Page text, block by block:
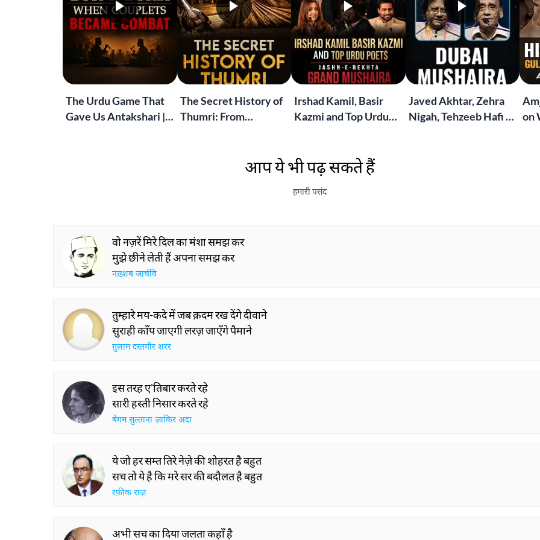
The Urdu Game That
Gave Us Antakshari |
The Secret History of
Thumri: From
Irshad Kamil, Basir
Kazmi and Top Urdu
London Grand
Mushaira
Javed Akhtar, Zehra
Nigah, Tehzeeb Hafi &
on
आप ये भी पढ़ सकते हैं
हमारी पसंद
वो नज़रें मिरे दिल का मंशा समझ कर
मुझे छीने लेती हैं अपना समझ कर
नख़्शब जार्चवि
तुम्हारे मय-कदे में जब क़दम रख देंगे दीवाने
सुराही काँप जाएगी लरज़ जाएँगे पैमाने
ग़ुलाम दस्तगीर शरर
इस तरह ए'तिबार करते रहे
सारी हस्ती निसार करते रहे
बेगम सुल्ताना ज़ाकिर अदा
ये जो हर सम्त तिरे नेज़े की शोहरत है बहुत
सच तो ये है कि मरे सर की बदौलत है बहुत
रफ़ीक राज़
अभी सच का दिया जलता कहाँ है